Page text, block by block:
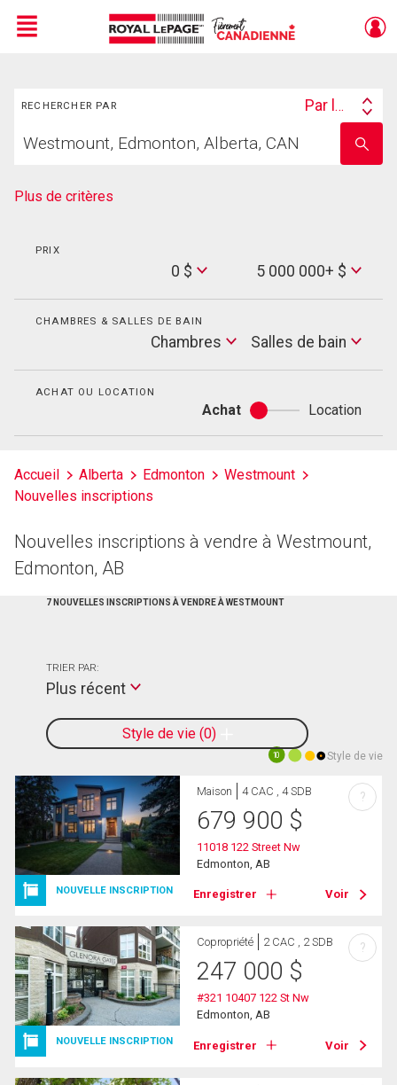
Menu
RECHERCHER PAR
Search
Par lieu
votre
nom
Plus de critères
PRIX
0 $
Max
Price
5 000 000+ $
CHAMBRES & SALLES DE BAIN
Chambres
Salles
de
Salles de bain
ACHAT OU LOCATION
Achat
Achat
ou
Location
Accueil Alberta Edmonton
Westmount
Nouvelles inscriptions
Nouvelles inscriptions à vendre à Westmount,
Edmonton, AB
7 NOUVELLES INSCRIPTIONS À VENDRE À WESTMOUNT
Style de vie 0
TRIER PAR:
Plus récent
10 Style de vie
NOUVELLE INSCRIPTION
Maison 4 CAC , 4 SDB
679 900 $
11018 122 Street Nw
Edmonton, AB
Enregistrer Voir
?
NOUVELLE INSCRIPTION
Copropriété 2 CAC , 2 SDB
247 000 $
#321 10407 122 St Nw
Edmonton, AB
Enregistrer Voir
?